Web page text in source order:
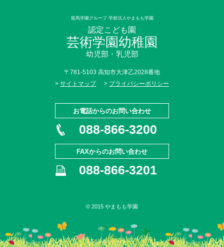
龍馬学園グループ 学校法人やまもも学園
認定こども園
芸術学園幼稚園
幼児部・乳児部
〒781-5103 高知市大津乙2028番地
> サイトマップ > プライバシーポリシー
お電話からのお問い合わせ
088-866-3200
FAXからのお問い合わせ
088-866-3201
© 2015 やまもも学園